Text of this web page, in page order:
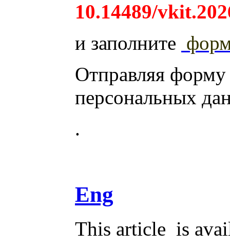
10.14489/
и заполните
Отправляя
персональных
.
Eng
This article is